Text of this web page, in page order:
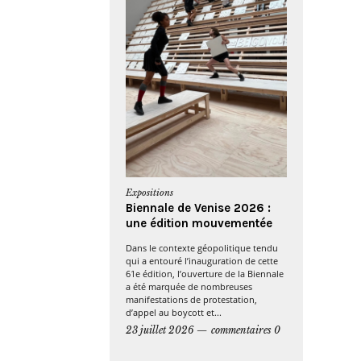
Expositions
Biennale de Venise 2026 :
une édition mouvementée
Dans le contexte géopolitique tendu
qui a entouré l’inauguration de cette
61e édition, l’ouverture de la Biennale
a été marquée de nombreuses
manifestations de protestation,
d’appel au boycott et...
23 juillet 2026
commentaires 0